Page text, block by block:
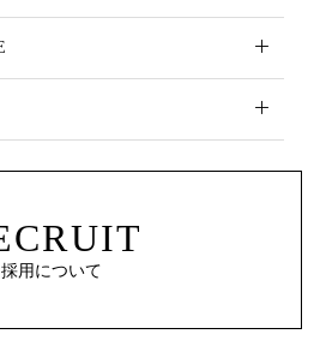
採用について